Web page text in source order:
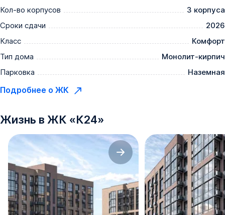
Кол-во корпусов
3 корпуса
Сроки сдачи
2026
Класс
Комфорт
Тип дома
Монолит-кирпич
Парковка
Наземная
Подробнее о ЖК
Жизнь в ЖК «К24»